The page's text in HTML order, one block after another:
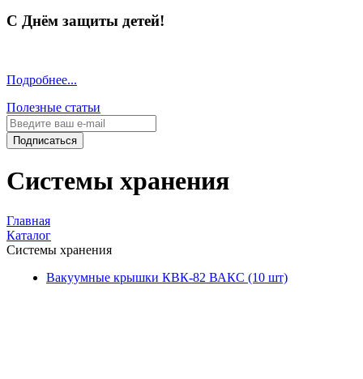
С Днём защиты детей!
Подробнее...
Полезные статьи
Подписаться
Системы хранения
Главная
Каталог
Системы хранения
Вакуумные крышки КВК-82 ВАКС (10 шт)